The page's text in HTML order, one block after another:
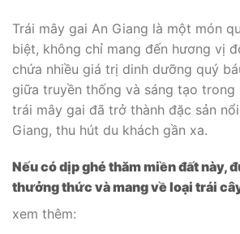
Trái mây gai An Giang là một món
biệt, không chỉ mang đến hương vị
chứa nhiều giá trị dinh dưỡng quý
giữa truyền thống và sáng tạo trong
trái mây gai đã trở thành đặc sản
Giang, thu hút du khách gần xa.
Nếu có dịp ghé thăm miền đất này,
thưởng thức và mang về loại trái
xem thêm: